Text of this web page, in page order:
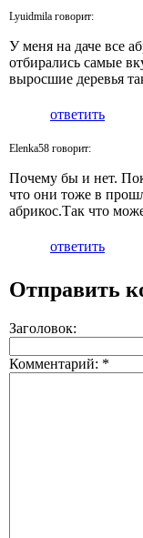
Lyuidmila говорит:
У меня на даче все
отбирались самые
выросшие деревья
ответить
Elenka58 говорит:
Почему бы и нет.
что они тоже в
абрикос.Так что
ответить
Отправить
Заголовок:
Комментарий: *